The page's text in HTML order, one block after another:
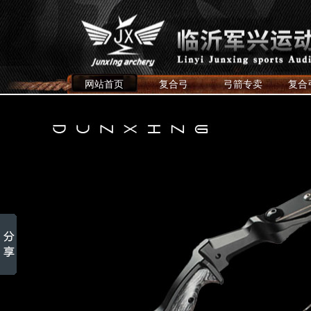
网站首页 复合弓 弓箭专卖 复合